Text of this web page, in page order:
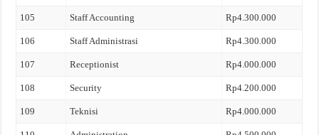
105 Staff Accounting Rp4.300.000
106 Staff Administrasi Rp4.300.000
107 Receptionist Rp4.000.000
108 Security Rp4.200.000
109 Teknisi Rp4.000.000